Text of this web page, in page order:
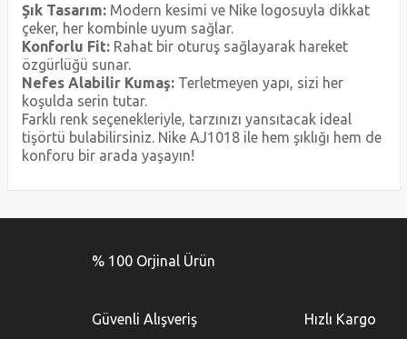
Şık Tasarım:Modern kesimi ve Nike logosuyla dikkat
çeker, her kombinle uyum sağlar.
Konforlu Fit:Rahat bir oturuş sağlayarak hareket
özgürlüğü sunar.
Nefes Alabilir Kumaş:Terletmeyen yapı, sizi her
koşulda serin tutar.
Farklı renk seçenekleriyle, tarzınızı yansıtacak ideal
tişörtü bulabilirsiniz. Nike AJ1018 ile hem şıklığı hem de
konforu bir arada yaşayın!
Görüş ve önerileriniz için teşekkür ederiz.
Ürün resmi kalitesiz, bozuk veya görüntülenemiyor.
% 100 Orjinal Ürün
Güvenli Alışveriş Hızlı Kargo